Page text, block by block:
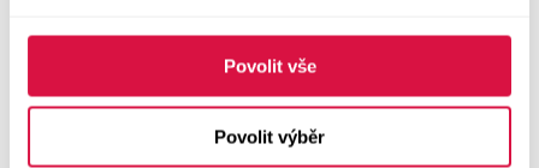
Povolit vše
Povolit výběr